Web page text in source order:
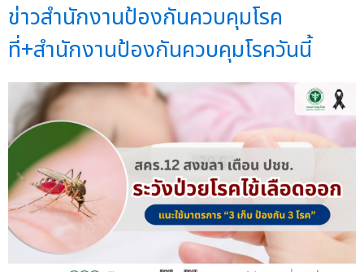
ข่าวสำนักงานป้องกันควบคุมโรค
ที่+สำนักงานป้องกันควบคุมโรควันนี้